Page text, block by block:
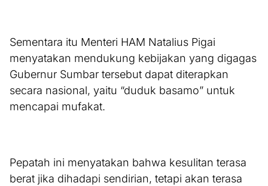
Sementara itu Menteri HAM Natalius Pigai
menyatakan mendukung kebijakan yang digagas
Gubernur Sumbar tersebut dapat diterapkan
secara nasional, yaitu “duduk basamo” untuk
mencapai mufakat.
Pepatah ini menyatakan bahwa kesulitan terasa
berat jika dihadapi sendirian, tetapi akan terasa